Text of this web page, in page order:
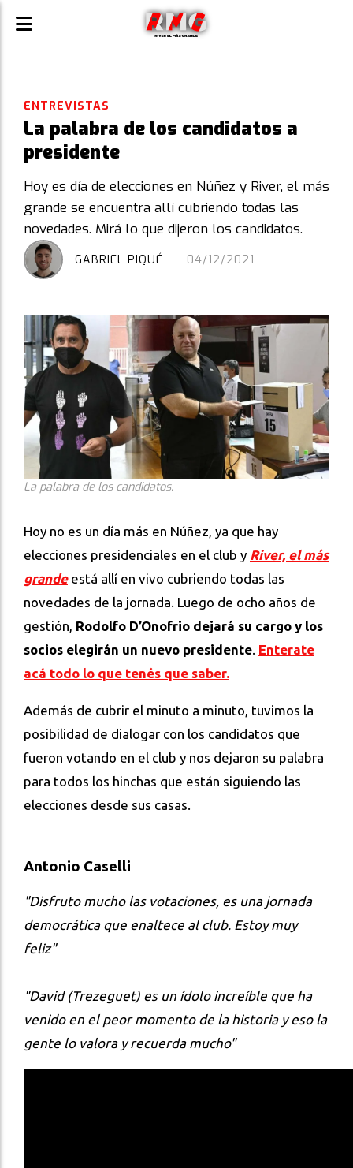
La palabra de los candidatos a
presidente
Hoy es día de elecciones en Núñez y River, el más
grande se encuentra allí cubriendo todas las
novedades. Mirá lo que dijeron los candidatos.
ENTREVISTAS
04/12/2021
GABRIEL PIQUÉ
La palabra de los candidatos.
Hoy no es un día más en Núñez, ya que hay
elecciones presidenciales en el club y River, el más
grandeestá allí en vivo cubriendo todas las
novedades de la jornada. Luego de ocho años de
gestión, Rodolfo D’Onofrio dejará su cargo y los
socios elegirán un nuevo presidente Enterate
acá todo lo que tenés que saber.
Además de cubrir el minuto a minuto, tuvimos la
posibilidad de dialogar con los candidatos que
fueron votando en el club y nos dejaron su palabra
para todos los hinchas que están siguiendo las
elecciones desde sus casas.
Antonio Caselli
"Disfruto mucho las votaciones, es una jornada
democrática que enaltece al club. Estoy muy
feliz"
"David (Trezeguet) es un ídolo increíble que ha
venido en el peor momento de la historia y eso la
gente lo valora y recuerda mucho"